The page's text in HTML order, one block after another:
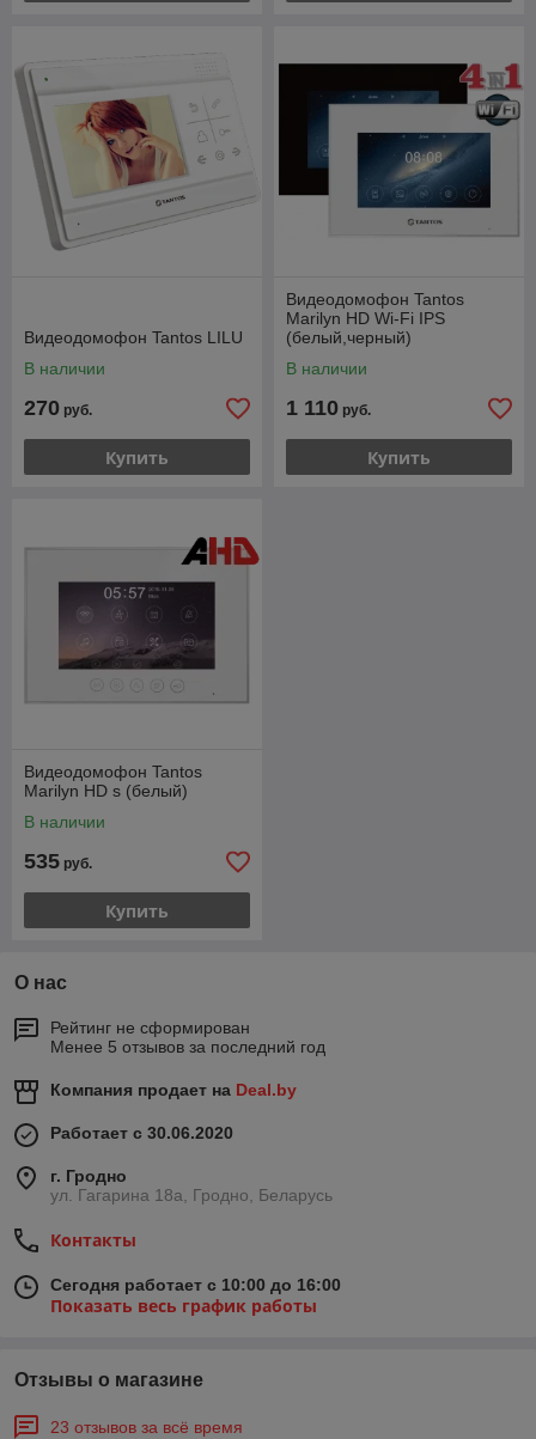
Видеодомофон Tantos LILU
В наличии
270 руб.
Купить
Видеодомофон Tantos
Marilyn HD Wi-Fi IPS
(белый,черный)
В наличии
1 110 руб.
Купить
Видеодомофон Tantos
Marilyn HD s (белый)
В наличии
535 руб.
Купить
О нас
Рейтинг не сформирован
Менее 5 отзывов за последний год
Компания продает на Deal.by
Работает с 30.06.2020
г. Гродно
ул. Гагарина 18а, Гродно, Беларусь
Контакты
Сегодня работает с 10:00 до 16:00
Показать весь график работы
Отзывы о магазине
23 отзывов за всё время